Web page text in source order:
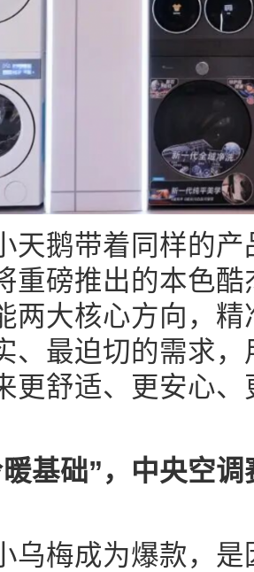
天鹅带着同样的
重磅推出的本色
两大核心方向，
、最迫切的需求
更舒适、更安心
基础”，中央空
乌梅成为爆款，